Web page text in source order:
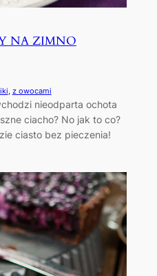
NA ZIMNO
z owocami
nieodparta ochota
ciacho? No jak to co?
ciasto bez pieczenia!